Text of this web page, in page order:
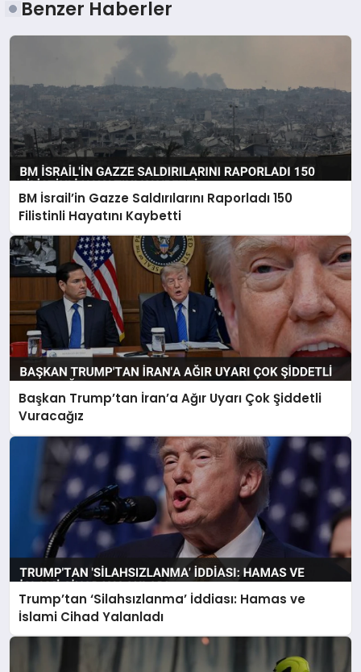
Benzer Haberler
BM İsrail’in Gazze Saldırılarını Raporladı 150
Filistinli Hayatını Kaybetti
Başkan Trump’tan İran’a Ağır Uyarı Çok Şiddetli
Vuracağız
Trump’tan ‘Silahsızlanma’ İddiası: Hamas ve
İslami Cihad Yalanladı